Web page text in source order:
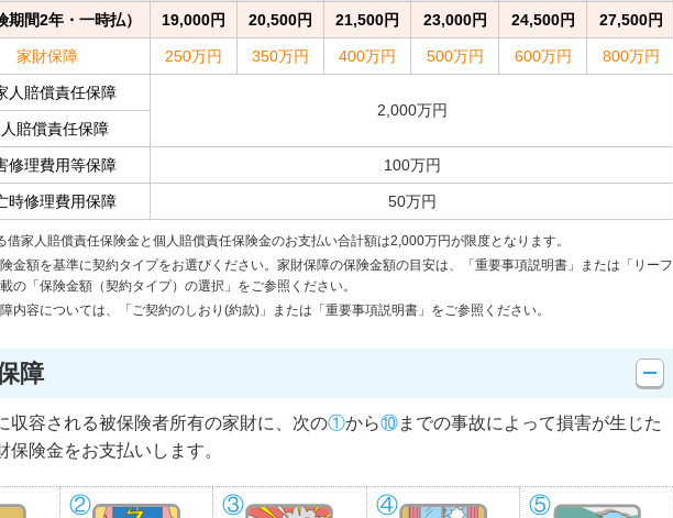
期間2年・一時払） 19,000円 20,500円 21,500円 23,000円 24,500円 27,500円
家財保障 250万円 350万円 400万円 500万円 600万円 800万円
人賠償責任保障
2,000万円
賠償責任保障
修理費用等保障 100万円
時修理費用保障 50万円
借家人賠償責任保険金と個人賠償責任保険金のお支払い合計額は2,000万円が限度となります。
金額を基準に契約タイプをお選びください。家財保障の保険金額の目安は、「重要事項説明書」または「リーフ
の「保険金額（契約タイプ）の選択」をご参照ください。
内容については、「ご契約のしおり(約款)」または「重要事項説明書」をご参照ください。
障
収容される被保険者所有の家財に、次の①から⑩までの事故によって損害が生じた
保険金をお支払いします。
② ③ ④ ⑤